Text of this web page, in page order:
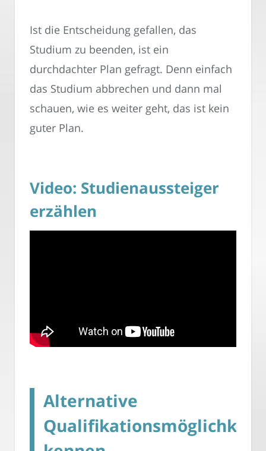
Ist die Entscheidung gefallen, das
Studium zu beenden, ist ein
durchdachter Plan gefragt. Denn einfach
das Studium abbrechen und dann mal
schauen, wie es weiter geht, das ist kein
guter Plan.
Video: Studienaussteiger
erzählen
Alternative